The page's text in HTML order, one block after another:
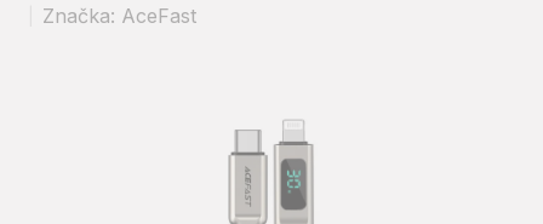
hodnocení
Značka: AceFast